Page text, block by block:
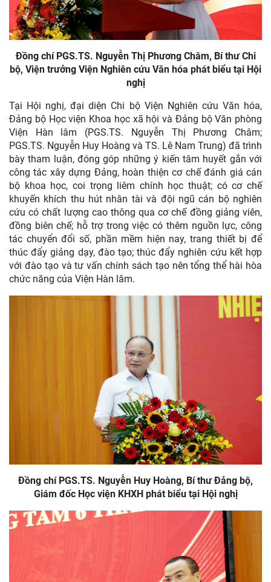
Đồng chí PGS.TS. Nguyễn Thị Phương Châm, Bí thư Chi
bộ, Viện trưởng Viện Nghiên cứu Văn hóa phát biểu tại Hội
nghị
Tại Hội nghị, đại diện Chi bộ Viện Nghiên cứu Văn hóa,
Đảng bộ Học viện Khoa học xã hội và Đảng bộ Văn phòng
Viện Hàn lâm (PGS.TS. Nguyễn Thị Phương Châm;
PGS.TS. Nguyễn Huy Hoàng và TS. Lê Nam Trung) đã trình
bày tham luận, đóng góp những ý kiến tâm huyết gắn với
công tác xây dựng Đảng, hoàn thiện cơ chế đánh giá cán
bộ khoa học, coi trọng liêm chính học thuật; có cơ chế
khuyến khích thu hút nhân tài và đội ngũ cán bộ nghiên
cứu có chất lượng cao thông qua cơ chế đồng giảng viên,
đồng biên chế; hỗ trợ trong việc có thêm nguồn lực, công
tác chuyển đổi số, phần mềm hiện nay, trang thiết bị để
thúc đẩy giảng dạy, đào tạo; thúc đẩy nghiên cứu kết hợp
với đào tạo và tư vấn chính sách tạo nên tổng thể hài hòa
chức năng của Viện Hàn lâm.
Đồng chí PGS.TS. Nguyễn Huy Hoàng, Bí thư Đảng bộ,
Giám đốc Học viện KHXH phát biểu tại Hội nghị